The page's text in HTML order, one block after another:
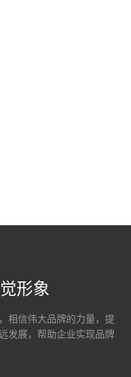
形象
相信伟大品牌的力量，提
发展，帮助企业实现品牌